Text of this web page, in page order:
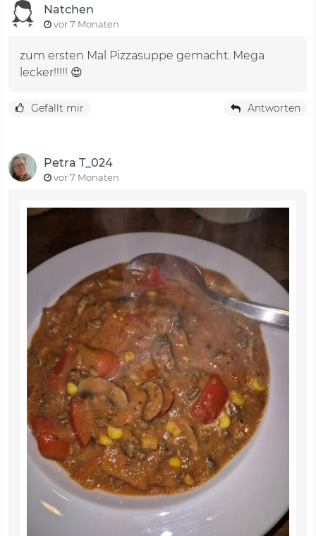
Natchen
vor 7 Monaten
zum ersten Mal Pizzasuppe gemacht. Mega
lecker!!!!! 😍
Gefällt mir Antworten
Petra T_024
vor 7 Monaten